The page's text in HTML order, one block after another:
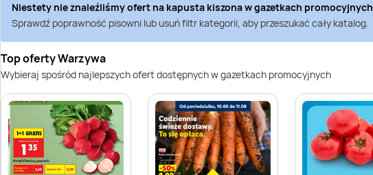
Niestety nie znaleźliśmy ofert na kapusta kiszonaw gazetkach promocyjnych
Sprawdź poprawność pisowni lub usuń filtr kategorii, aby przeszukać cały katalog.
Top oferty Warzywa
Wybieraj spośród najlepszych ofert dostępnych w gazetkach promocyjnych